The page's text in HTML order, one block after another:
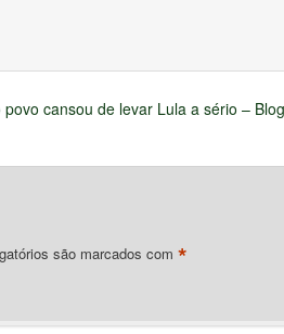
cansou de levar Lula a sério – Blog
são marcados com *